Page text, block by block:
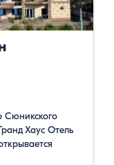
Сюникского
Хаус Отель